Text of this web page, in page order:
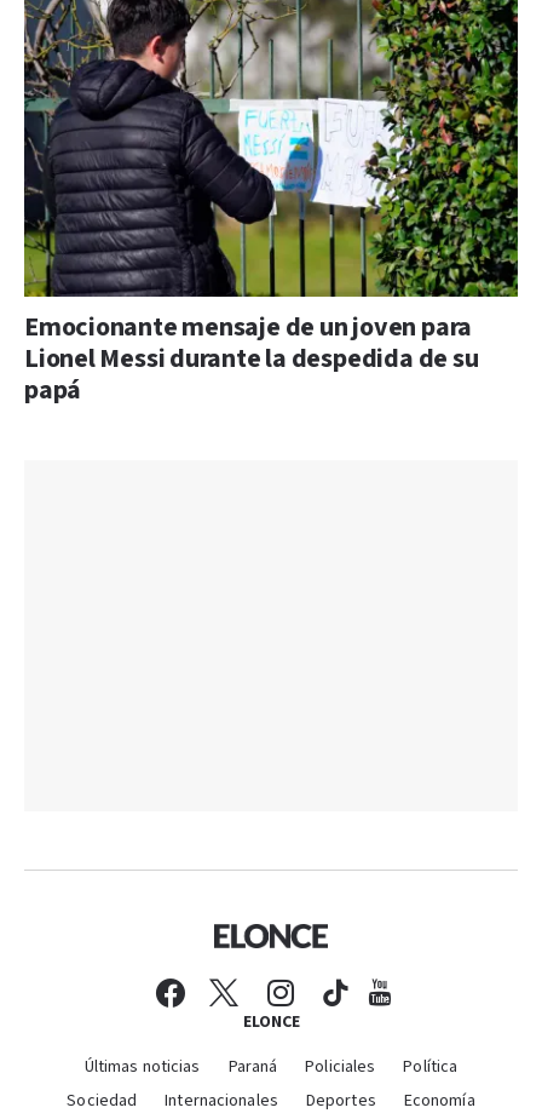
Emocionante mensaje de un joven para
Lionel Messi durante la despedida de su
papá
ELONCE
Últimas noticias Paraná Policiales
Política
Sociedad
Internacionales Deportes Economía